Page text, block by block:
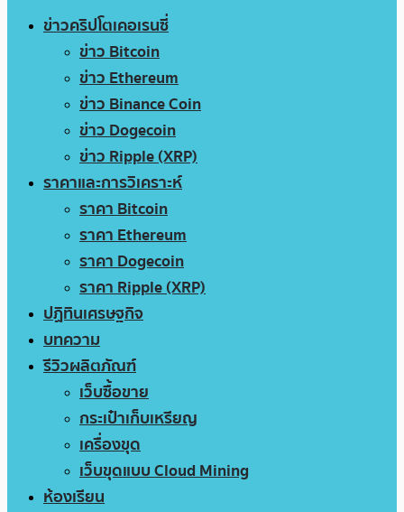
ข่าวคริปโตเคอเรนซี่
ข่าว Bitcoin
ข่าว Ethereum
ข่าว Binance Coin
ข่าว Dogecoin
ข่าว Ripple (XRP)
ราคาและการวิเคราะห์
ราคา Bitcoin
ราคา Ethereum
ราคา Dogecoin
ราคา Ripple (XRP)
ปฏิทินเศรษฐกิจ
บทความ
รีวิวผลิตภัณฑ์
เว็บซื้อขาย
กระเป๋าเก็บเหรียญ
เครื่องขุด
เว็บขุดแบบ Cloud Mining
ห้องเรียน